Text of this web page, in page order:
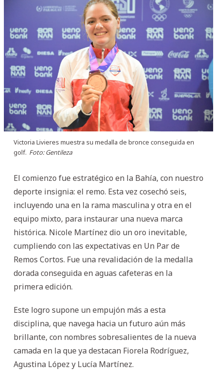
Victoria Livieres muestra su medalla de bronce conseguida en
golf. Foto: Gentileza
El comienzo fue estratégico en la Bahía, con nuestro
deporte insignia: el remo. Esta vez cosechó seis,
incluyendo una en la rama masculina y otra en el
equipo mixto, para instaurar una nueva marca
histórica. Nicole Martínez dio un oro inevitable,
cumpliendo con las expectativas en Un Par de
Remos Cortos. Fue una revalidación de la medalla
dorada conseguida en aguas cafeteras en la
primera edición.
Este logro supone un empujón más a esta
disciplina, que navega hacia un futuro aún más
brillante, con nombres sobresalientes de la nueva
camada en la que ya destacan Fiorela Rodríguez,
Agustina López y Lucía Martínez.